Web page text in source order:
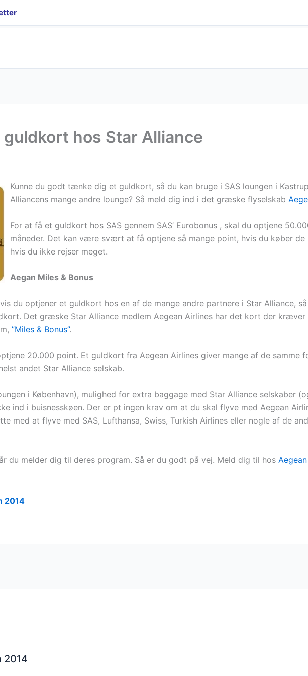
hos Star Alliance
Kunne du godt tænke dig et guldkort, så du kan bruge i SAS loungen i
Alliancens mange andre lounge? Så meld dig ind i det græske flyselskab
For at få et guldkort hos SAS gennem SAS’ Eurobonus , skal du optjene
måneder. Det kan være svært at få optjene så mange point, hvis du køber
hvis du ikke rejser meget.
Aegan Miles & Bonus
du optjener et guldkort hos en af de mange andre partnere i Star Alliance,
Det græske Star Alliance medlem Aegean Airlines har det kort der
”Miles & Bonus”.
20.000 point. Et guldkort fra Aegean Airlines giver mange af de samme
andet Star Alliance selskab.
i København), mulighed for extra baggage med Star Alliance selskaber
ind i buisnesskøen. Der er pt ingen krav om at du skal flyve med Aegean
at flyve med SAS, Lufthansa, Swiss, Turkish Airlines eller nogle af de
du melder dig til deres program. Så er du godt på vej. Meld dig til hos Aegean
2014
2014